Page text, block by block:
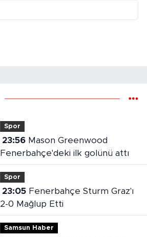
Spor
23:56Mason Greenwood
Fenerbahçe'deki ilk golünü attı
Spor
23:05Fenerbahçe Sturm Graz'ı
2-0 Mağlup Etti
Samsun Haber